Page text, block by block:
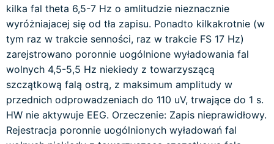
kilka fal theta 6,5-7 Hz o amlitudzie nieznacznie
wyróżniajacej się od tła zapisu. Ponadto kilkakrotnie (w
tym raz w trakcie senności, raz w trakcie FS 17 Hz)
zarejstrowano poronnie uogólnione wyładowania fal
wolnych 4,5-5,5 Hz niekiedy z towarzyszącą
szczątkową falą ostrą, z maksimum amplitudy w
przednich odprowadzeniach do 110 uV, trwające do 1 s.
HW nie aktywuje EEG. Orzeczenie: Zapis nieprawidłowy.
Rejestracja poronnie uogólnionych wyładowań fal